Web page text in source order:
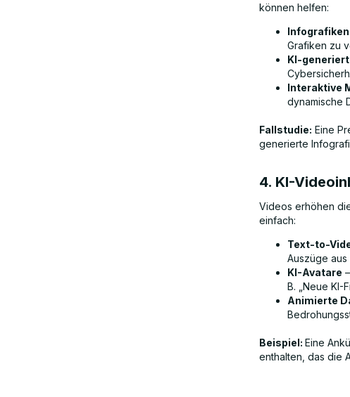
können helfen:
Infografiken
Grafiken zu
KI-
Interaktive
dynamische
Fallstudie: Eine
generierte
4. KI-
Videos erhöhen
einfach:
Text-to-
Auszüge
KI-Avatare
B. „Neue KI-
Animierte
Beispiel: Eine
enthalten, das die